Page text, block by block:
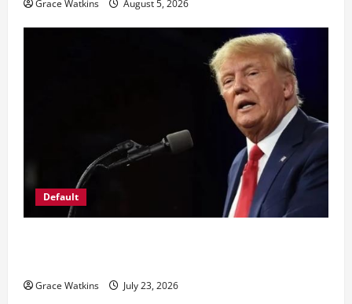
Grace Watkins August 5, 2026
Default
Grace Watkins July 23, 2026